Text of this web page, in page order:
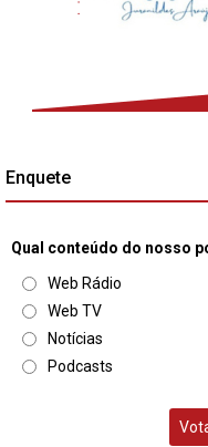
Enquete
Qual conteúdo do nosso
Web Rádio
Web TV
Notícias
Podcasts